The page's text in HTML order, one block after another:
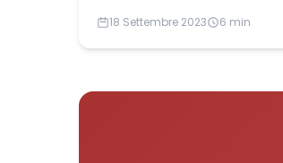
18 Settembre 2023 6 min